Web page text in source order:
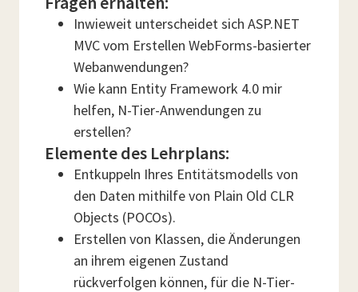
Inwieweit unterscheidet sich ASP.NET
MVC vom Erstellen WebForms-basierter
Webanwendungen?
Wie kann Entity Framework 4.0 mir
helfen, N-Tier-Anwendungen zu
erstellen?
Elemente des Lehrplans:
Entkuppeln Ihres Entitätsmodells von
den Daten mithilfe von Plain Old CLR
Objects (POCOs).
Erstellen von Klassen, die Änderungen
an ihrem eigenen Zustand
rückverfolgen können, für die N-Tier-